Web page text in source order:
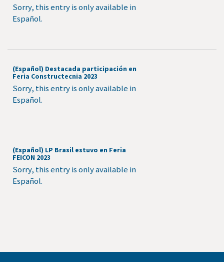
Sorry, this entry is only available in
Español.
(Español) Destacada participación en
Feria Constructecnia 2023
Sorry, this entry is only available in
Español.
(Español) LP Brasil estuvo en Feria
FEICON 2023
Sorry, this entry is only available in
Español.